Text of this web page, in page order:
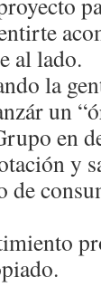
al lado.
la
un
en
y